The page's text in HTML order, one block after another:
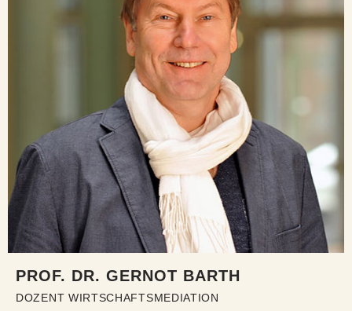
PROF. DR. GERNOT BARTH
DOZENT WIRTSCHAFTSMEDIATION